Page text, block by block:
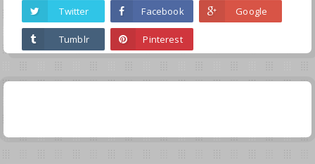
Twitter Facebook Google
Tumblr Pinterest